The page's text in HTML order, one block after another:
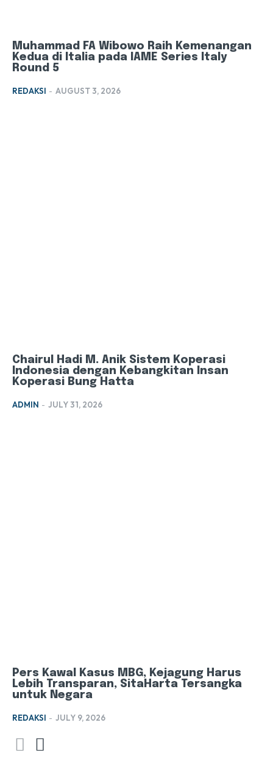
Muhammad FA Wibowo Raih Kemenangan
Kedua di Italia pada IAME Series Italy
Round 5
REDAKSI - AUGUST 3, 2026
Chairul Hadi M. Anik Sistem Koperasi
Indonesia dengan Kebangkitan Insan
Koperasi Bung Hatta
ADMIN - JULY 31, 2026
Pers Kawal Kasus MBG, Kejagung Harus
Lebih Transparan, SitaHarta Tersangka
untuk Negara
REDAKSI - JULY 9, 2026